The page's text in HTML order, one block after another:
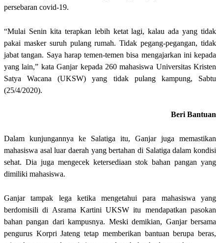
persebaran covid-19.
“Mulai Senin kita terapkan lebih ketat lagi, kalau ada yang tidak
pakai masker suruh pulang rumah. Tidak pegang-pegangan, tidak
jabat tangan. Saya harap temen-temen bisa mengajarkan ini kepada
yang lain,” kata Ganjar kepada 260 mahasiswa Universitas Kristen
Satya Wacana (UKSW) yang tidak pulang kampung, Sabtu
(25/4/2020).
Beri Bantuan
Dalam kunjungannya ke Salatiga itu, Ganjar juga memastikan
mahasiswa asal luar daerah yang bertahan di Salatiga dalam kondisi
sehat. Dia juga mengecek ketersediaan stok bahan pangan yang
dimiliki mahasiswa.
Ganjar tampak lega ketika mengetahui para mahasiswa yang
berdomisili di Asrama Kartini UKSW itu mendapatkan pasokan
bahan pangan dari kampusnya. Meski demikian, Ganjar bersama
pengurus Korpri Jateng tetap memberikan bantuan berupa beras,